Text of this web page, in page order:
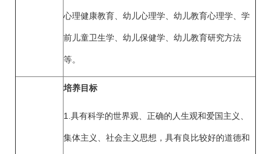
心理健康教育、幼儿心理学、幼儿教育心理学、学
前儿童卫生学、幼儿保健学、幼儿教育研究方法
等。
培养目标
1.具有科学的世界观、正确的人生观和爱国主义、
集体主义、社会主义思想，具有良比较好的道德和